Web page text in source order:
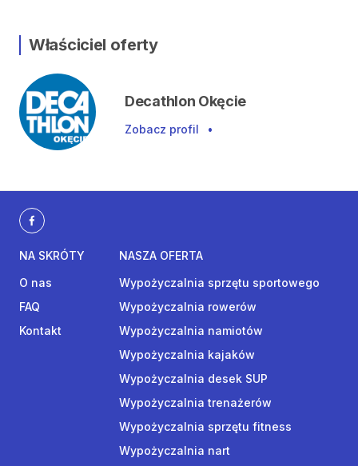
Właściciel oferty
Decathlon Okęcie
Zobacz profil •
NA SKRÓTY
O nas
FAQ
Kontakt
NASZA OFERTA
Wypożyczalnia sprzętu sportowego
Wypożyczalnia rowerów
Wypożyczalnia namiotów
Wypożyczalnia kajaków
Wypożyczalnia desek SUP
Wypożyczalnia trenażerów
Wypożyczalnia sprzętu fitness
Wypożyczalnia nart